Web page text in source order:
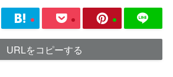
URLをコピーする